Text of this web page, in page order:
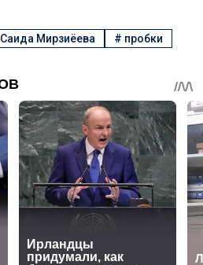
Саида Мирзиёева # пробки